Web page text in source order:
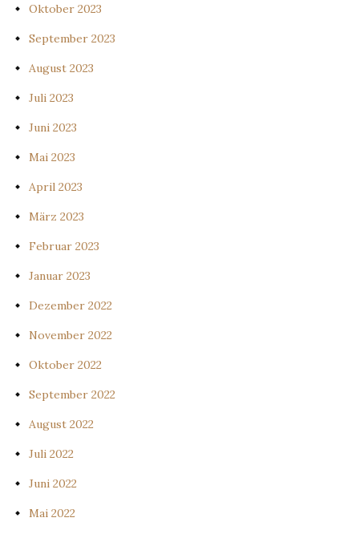
Oktober 2023
September 2023
August 2023
Juli 2023
Juni 2023
Mai 2023
April 2023
März 2023
Februar 2023
Januar 2023
Dezember 2022
November 2022
Oktober 2022
September 2022
August 2022
Juli 2022
Juni 2022
Mai 2022